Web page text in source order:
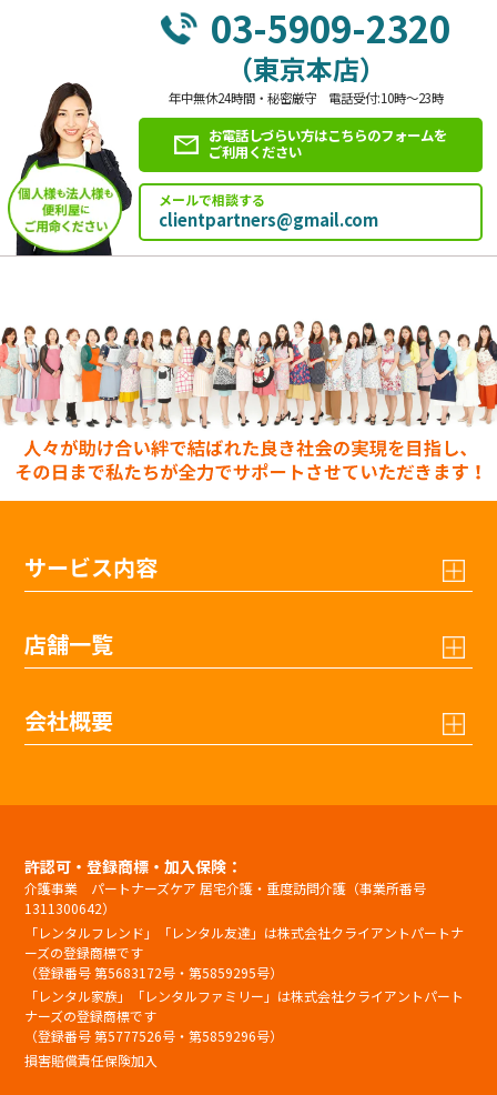
03-5909-2320
（東京本店）
年中無休24時間・秘密厳守 電話受付:10時～23時
お電話しづらい方はこちらのフォームを
ご利用ください
メールで相談する
clientpartners@gmail.com
サービス内容
店舗一覧
会社概要
許認可・登録商標・加入保険：
介護事業 パートナーズケア 居宅介護・重度訪問介護（事業所番号
1311300642）
「レンタルフレンド」「レンタル友達」は株式会社クライアントパートナ
ーズの登録商標です
（登録番号 第5683172号・第5859295号）
「レンタル家族」「レンタルファミリー」は株式会社クライアントパート
ナーズの登録商標です
（登録番号 第5777526号・第5859296号）
損害賠償責任保険加入